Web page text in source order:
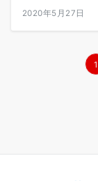
2020年5月27日
1